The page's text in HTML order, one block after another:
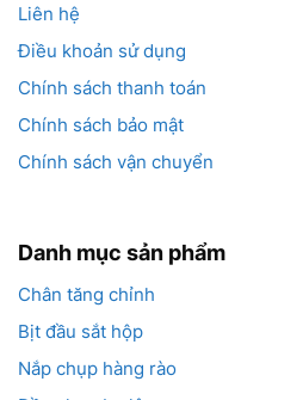
Liên hệ
Điều khoản sử dụng
Chính sách thanh toán
Chính sách bảo mật
Chính sách vận chuyển
Danh mục sản phẩm
Chân tăng chỉnh
Bịt đầu sắt hộp
Nắp chụp hàng rào